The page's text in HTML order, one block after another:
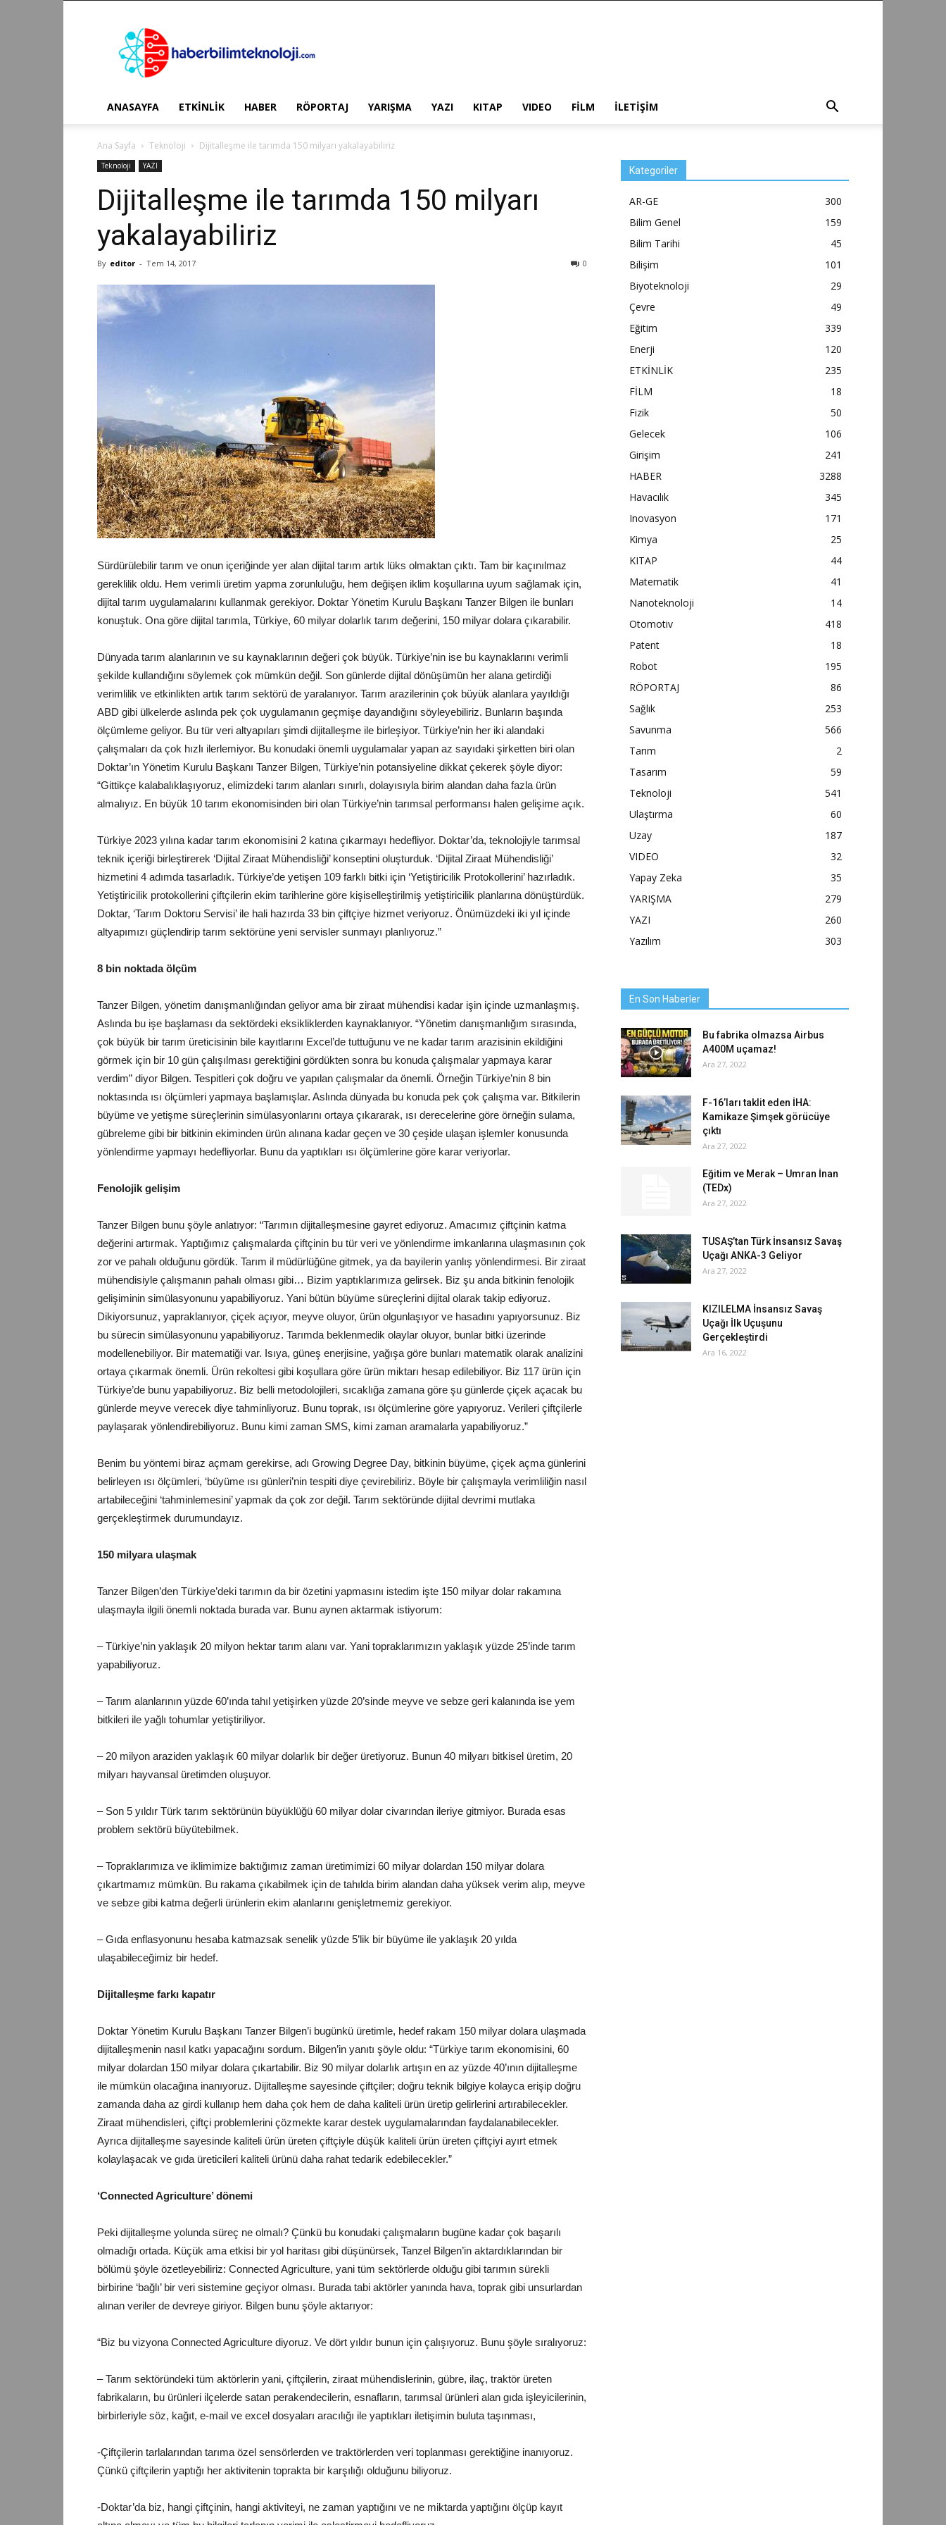
Haber
Bilim
Teknoloji
ANASAYFA ETKİNLİK HABER RÖPORTAJ YARIŞMA YAZI KITAP VIDEO FİLM İLETİŞİM
Ana Sayfa Teknoloji Dijitalleşme ile tarımda 150 milyarı yakalayabiliriz
Teknoloji YAZI
Dijitalleşme ile tarımda 150 milyarı
yakalayabiliriz
By editor - Tem 14, 2017 0
Sürdürülebilir tarım ve onun içeriğinde yer alan dijital tarım artık lüks olmaktan çıktı. Tam bir kaçınılmaz
gereklilik oldu. Hem verimli üretim yapma zorunluluğu, hem değişen iklim koşullarına uyum sağlamak için,
dijital tarım uygulamalarını kullanmak gerekiyor. Doktar Yönetim Kurulu Başkanı Tanzer Bilgen ile bunları
konuştuk. Ona göre dijital tarımla, Türkiye, 60 milyar dolarlık tarım değerini, 150 milyar dolara çıkarabilir.
Dünyada tarım alanlarının ve su kaynaklarının değeri çok büyük. Türkiye’nin ise bu kaynaklarını verimli
şekilde kullandığını söylemek çok mümkün değil. Son günlerde dijital dönüşümün her alana getirdiği
verimlilik ve etkinlikten artık tarım sektörü de yaralanıyor. Tarım arazilerinin çok büyük alanlara yayıldığı
ABD gibi ülkelerde aslında pek çok uygulamanın geçmişe dayandığını söyleyebiliriz. Bunların başında
ölçümleme geliyor. Bu tür veri altyapıları şimdi dijitalleşme ile birleşiyor. Türkiye’nin her iki alandaki
çalışmaları da çok hızlı ilerlemiyor. Bu konudaki önemli uygulamalar yapan az sayıdaki şirketten biri olan
Doktar’ın Yönetim Kurulu Başkanı Tanzer Bilgen, Türkiye’nin potansiyeline dikkat çekerek şöyle diyor:
“Gittikçe kalabalıklaşıyoruz, elimizdeki tarım alanları sınırlı, dolayısıyla birim alandan daha fazla ürün
almalıyız. En büyük 10 tarım ekonomisinden biri olan Türkiye’nin tarımsal performansı halen gelişime açık.
Türkiye 2023 yılına kadar tarım ekonomisini 2 katına çıkarmayı hedefliyor. Doktar’da, teknolojiyle tarımsal
teknik içeriği birleştirerek ‘Dijital Ziraat Mühendisliği’ konseptini oluşturduk. ‘Dijital Ziraat Mühendisliği’
hizmetini 4 adımda tasarladık. Türkiye’de yetişen 109 farklı bitki için ‘Yetiştiricilik Protokollerini’ hazırladık.
Yetiştiricilik protokollerini çiftçilerin ekim tarihlerine göre kişiselleştirilmiş yetiştiricilik planlarına dönüştürdük.
Doktar, ‘Tarım Doktoru Servisi’ ile hali hazırda 33 bin çiftçiye hizmet veriyoruz. Önümüzdeki iki yıl içinde
altyapımızı güçlendirip tarım sektörüne yeni servisler sunmayı planlıyoruz.”
8 bin noktada ölçüm
Tanzer Bilgen, yönetim danışmanlığından geliyor ama bir ziraat mühendisi kadar işin içinde uzmanlaşmış.
Aslında bu işe başlaması da sektördeki eksikliklerden kaynaklanıyor. “Yönetim danışmanlığım sırasında,
çok büyük bir tarım üreticisinin bile kayıtlarını Excel’de tuttuğunu ve ne kadar tarım arazisinin ekildiğini
görmek için bir 10 gün çalışılması gerektiğini gördükten sonra bu konuda çalışmalar yapmaya karar
verdim” diyor Bilgen. Tespitleri çok doğru ve yapılan çalışmalar da önemli. Örneğin Türkiye’nin 8 bin
noktasında ısı ölçümleri yapmaya başlamışlar. Aslında dünyada bu konuda pek çok çalışma var. Bitkilerin
büyüme ve yetişme süreçlerinin simülasyonlarını ortaya çıkararak, ısı derecelerine göre örneğin sulama,
gübreleme gibi bir bitkinin ekiminden ürün alınana kadar geçen ve 30 çeşide ulaşan işlemler konusunda
yönlendirme yapmayı hedefliyorlar. Bunu da yaptıkları ısı ölçümlerine göre karar veriyorlar.
Fenolojik gelişim
Tanzer Bilgen bunu şöyle anlatıyor: “Tarımın dijitalleşmesine gayret ediyoruz. Amacımız çiftçinin katma
değerini artırmak. Yaptığımız çalışmalarda çiftçinin bu tür veri ve yönlendirme imkanlarına ulaşmasının çok
zor ve pahalı olduğunu gördük. Tarım il müdürlüğüne gitmek, ya da bayilerin yanlış yönlendirmesi. Bir ziraat
mühendisiyle çalışmanın pahalı olması gibi… Bizim yaptıklarımıza gelirsek. Biz şu anda bitkinin fenolojik
gelişiminin simülasyonunu yapabiliyoruz. Yani bütün büyüme süreçlerini dijital olarak takip ediyoruz.
Dikiyorsunuz, yapraklanıyor, çiçek açıyor, meyve oluyor, ürün olgunlaşıyor ve hasadını yapıyorsunuz. Biz
bu sürecin simülasyonunu yapabiliyoruz. Tarımda beklenmedik olaylar oluyor, bunlar bitki üzerinde
modellenebiliyor. Bir matematiği var. Isıya, güneş enerjisine, yağışa göre bunları matematik olarak analizini
ortaya çıkarmak önemli. Ürün rekoltesi gibi koşullara göre ürün miktarı hesap edilebiliyor. Biz 117 ürün için
Türkiye’de bunu yapabiliyoruz. Biz belli metodolojileri, sıcaklığa zamana göre şu günlerde çiçek açacak bu
günlerde meyve verecek diye tahminliyoruz. Bunu toprak, ısı ölçümlerine göre yapıyoruz. Verileri çiftçilerle
paylaşarak yönlendirebiliyoruz. Bunu kimi zaman SMS, kimi zaman aramalarla yapabiliyoruz.”
Benim bu yöntemi biraz açmam gerekirse, adı Growing Degree Day, bitkinin büyüme, çiçek açma günlerini
belirleyen ısı ölçümleri, ‘büyüme ısı günleri’nin tespiti diye çevirebiliriz. Böyle bir çalışmayla verimliliğin nasıl
artabileceğini ‘tahminlemesini’ yapmak da çok zor değil. Tarım sektöründe dijital devrimi mutlaka
gerçekleştirmek durumundayız.
150 milyara ulaşmak
Tanzer Bilgen’den Türkiye’deki tarımın da bir özetini yapmasını istedim işte 150 milyar dolar rakamına
ulaşmayla ilgili önemli noktada burada var. Bunu aynen aktarmak istiyorum:
– Türkiye’nin yaklaşık 20 milyon hektar tarım alanı var. Yani topraklarımızın yaklaşık yüzde 25’inde tarım
yapabiliyoruz.
– Tarım alanlarının yüzde 60’ında tahıl yetişirken yüzde 20’sinde meyve ve sebze geri kalanında ise yem
bitkileri ile yağlı tohumlar yetiştiriliyor.
– 20 milyon araziden yaklaşık 60 milyar dolarlık bir değer üretiyoruz. Bunun 40 milyarı bitkisel üretim, 20
milyarı hayvansal üretimden oluşuyor.
– Son 5 yıldır Türk tarım sektörünün büyüklüğü 60 milyar dolar civarından ileriye gitmiyor. Burada esas
problem sektörü büyütebilmek.
– Topraklarımıza ve iklimimize baktığımız zaman üretimimizi 60 milyar dolardan 150 milyar dolara
çıkartmamız mümkün. Bu rakama çıkabilmek için de tahılda birim alandan daha yüksek verim alıp, meyve
ve sebze gibi katma değerli ürünlerin ekim alanlarını genişletmemiz gerekiyor.
– Gıda enflasyonunu hesaba katmazsak senelik yüzde 5’lik bir büyüme ile yaklaşık 20 yılda
ulaşabileceğimiz bir hedef.
Dijitalleşme farkı kapatır
Doktar Yönetim Kurulu Başkanı Tanzer Bilgen’i bugünkü üretimle, hedef rakam 150 milyar dolara ulaşmada
dijitalleşmenin nasıl katkı yapacağını sordum. Bilgen’in yanıtı şöyle oldu: “Türkiye tarım ekonomisini, 60
milyar dolardan 150 milyar dolara çıkartabilir. Biz 90 milyar dolarlık artışın en az yüzde 40’ının dijitalleşme
ile mümkün olacağına inanıyoruz. Dijitalleşme sayesinde çiftçiler; doğru teknik bilgiye kolayca erişip doğru
zamanda daha az girdi kullanıp hem daha çok hem de daha kaliteli ürün üretip gelirlerini artırabilecekler.
Ziraat mühendisleri, çiftçi problemlerini çözmekte karar destek uygulamalarından faydalanabilecekler.
Ayrıca dijitalleşme sayesinde kaliteli ürün üreten çiftçiyle düşük kaliteli ürün üreten çiftçiyi ayırt etmek
kolaylaşacak ve gıda üreticileri kaliteli ürünü daha rahat tedarik edebilecekler.”
‘Connected Agriculture’ dönemi
Peki dijitalleşme yolunda süreç ne olmalı? Çünkü bu konudaki çalışmaların bugüne kadar çok başarılı
olmadığı ortada. Küçük ama etkisi bir yol haritası gibi düşünürsek, Tanzel Bilgen’in aktardıklarından bir
bölümü şöyle özetleyebiliriz: Connected Agriculture, yani tüm sektörlerde olduğu gibi tarımın sürekli
birbirine ‘bağlı’ bir veri sistemine geçiyor olması. Burada tabi aktörler yanında hava, toprak gibi unsurlardan
alınan veriler de devreye giriyor. Bilgen bunu şöyle aktarıyor:
“Biz bu vizyona Connected Agriculture diyoruz. Ve dört yıldır bunun için çalışıyoruz. Bunu şöyle sıralıyoruz:
– Tarım sektöründeki tüm aktörlerin yani, çiftçilerin, ziraat mühendislerinin, gübre, ilaç, traktör üreten
fabrikaların, bu ürünleri ilçelerde satan perakendecilerin, esnafların, tarımsal ürünleri alan gıda işleyicilerinin,
birbirleriyle söz, kağıt, e-mail ve excel dosyaları aracılığı ile yaptıkları iletişimin buluta taşınması,
-Çiftçilerin tarlalarından tarıma özel sensörlerden ve traktörlerden veri toplanması gerektiğine inanıyoruz.
Çünkü çiftçilerin yaptığı her aktivitenin toprakta bir karşılığı olduğunu biliyoruz.
-Doktar’da biz, hangi çiftçinin, hangi aktiviteyi, ne zaman yaptığını ve ne miktarda yaptığını ölçüp kayıt
Kategoriler
AR-GE
300
Bilim Genel
159
Bilim Tarihi
45
Bilişim
101
Biyoteknoloji
29
Çevre
49
Eğitim
339
Enerji
120
ETKİNLİK
235
FİLM
18
Fizik
50
Gelecek
106
Girişim
241
HABER
3288
Havacılık
345
Inovasyon
171
Kimya
25
KITAP
44
Matematik
41
Nanoteknoloji
14
Otomotiv
418
Patent
18
Robot
195
RÖPORTAJ
86
Sağlık
253
Savunma
566
Tarım
2
Tasarım
59
Teknoloji
541
Ulaştırma
60
Uzay
187
VIDEO
32
Yapay Zeka
35
YARIŞMA
279
YAZI
260
Yazılım
303
En Son Haberler
Bu fabrika olmazsa Airbus
A400M uçamaz!
Ara 27, 2022
F-16’ları taklit eden İHA:
Kamikaze Şimşek görücüye
çıktı
Ara 27, 2022
Eğitim ve Merak – Umran İnan
(TEDx)
Ara 27, 2022
TUSAŞ’tan Türk İnsansız Savaş
Uçağı ANKA-3 Geliyor
Ara 27, 2022
KIZILELMA İnsansız Savaş
Uçağı İlk Uçuşunu
Gerçekleştirdi
Ara 16, 2022